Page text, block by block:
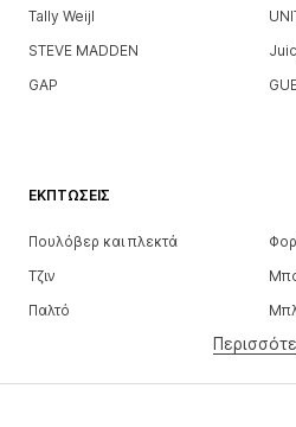
Tally Weijl
STEVE MADDEN
GAP
ΕΚΠΤΏΣΕΙΣ
Πουλόβερ και πλεκτά
Τζιν
Παλτό